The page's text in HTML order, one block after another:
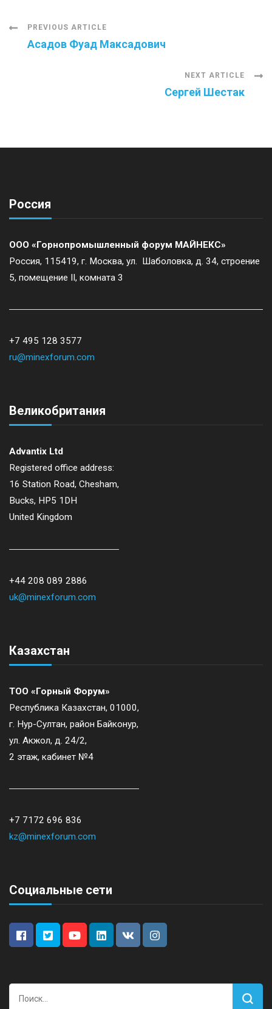
Post
PREVIOUS ARTICLE
Асадов Фуад Максадович
NEXT ARTICLE
Сергей Шестак
Россия
ООО «Горнопромышленный форум МАЙНЕКС»
Россия, 115419, г. Москва, ул. Шаболовка, д. 34, строение
5, помещение II, комната 3
+7 495 128 3577
ru@minexforum.com
Великобритания
Advantix Ltd
Registered office address:
16 Station Road, Chesham,
Bucks, HP5 1DH
United Kingdom
+44 208 089 2886
uk@minexforum.com
Казахстан
ТОО «Горный Форум»
Республика Казахстан, 01000,
г. Нур-Султан, район Байконур,
ул. Акжол, д. 24/2,
2 этаж, кабинет №4
+7 7172 696 836
kz@minexforum.com
Социальные сети
Найти: